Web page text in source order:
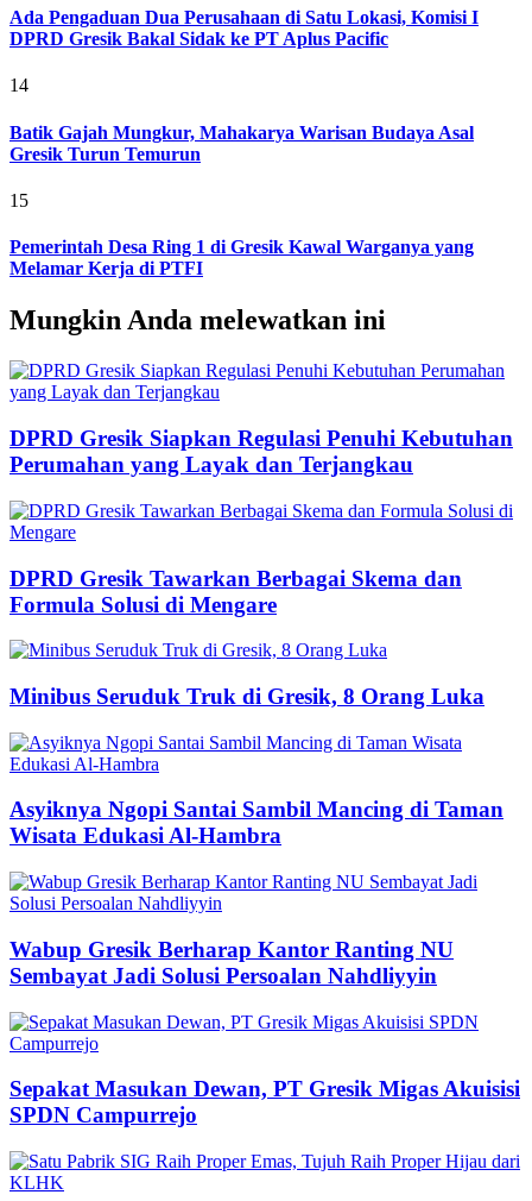
Ada Pengaduan Dua Perusahaan di Satu Lokasi, Komisi I
DPRD Gresik Bakal Sidak ke PT Aplus Pacific
14
Batik Gajah Mungkur, Mahakarya Warisan Budaya Asal
Gresik Turun Temurun
15
Pemerintah Desa Ring 1 di Gresik Kawal Warganya yang
Melamar Kerja di PTFI
Mungkin Anda melewatkan ini
DPRD Gresik Siapkan Regulasi Penuhi Kebutuhan
Perumahan yang Layak dan Terjangkau
DPRD Gresik Tawarkan Berbagai Skema dan
Formula Solusi di Mengare
Minibus Seruduk Truk di Gresik, 8 Orang Luka
Asyiknya Ngopi Santai Sambil Mancing di Taman
Wisata Edukasi Al-Hambra
Wabup Gresik Berharap Kantor Ranting NU
Sembayat Jadi Solusi Persoalan Nahdliyyin
Sepakat Masukan Dewan, PT Gresik Migas Akuisisi
SPDN Campurrejo